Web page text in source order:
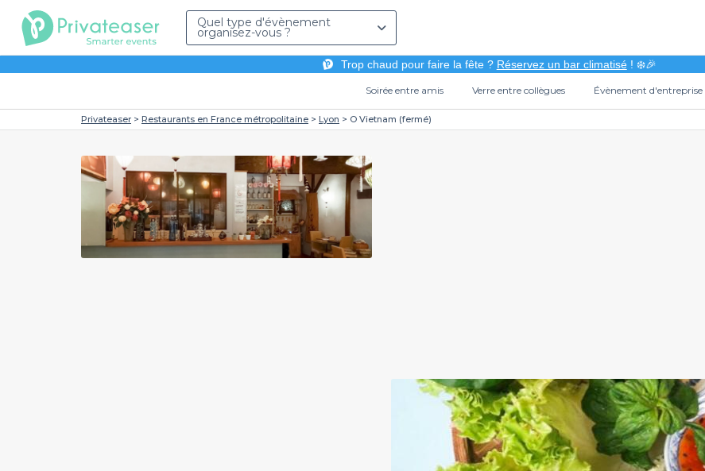
Quel type d'évènement
organisez-vous ?
Trop chaud pour faire la fête ? Réservez un bar climatisé! ❄️🎉
Soirée entre amis Verre entre collègues Évènement d'entreprise
Privateaser Restaurants en France métropolitaine Lyon O Vietnam (fermé)